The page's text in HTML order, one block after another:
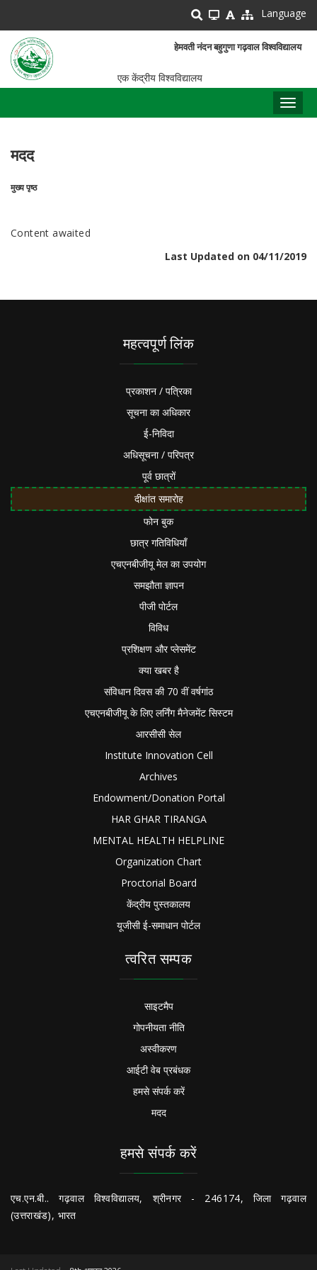
main
content
Language
हेमवती नंदन बहुगुणा गढ़वाल विश्वविद्यालय
एक केंद्रीय विश्वविद्यालय
मदद
मुख्य पृष्ठ
Content awaited
Last Updated on 04/11/2019
महत्वपूर्ण लिंक
प्रकाशन / पत्रिका
सूचना का अधिकार
ई-निविदा
अधिसूचना / परिपत्र
पूर्व छात्रों
दीक्षांत समारोह
फोन बुक
छात्र गतिविधियाँ
एचएनबीजीयू मेल का उपयोग
समझौता ज्ञापन
पीजी पोर्टल
विविध
प्रशिक्षण और प्लेसमेंट
क्या खबर है
संविधान दिवस की 70 वीं वर्षगांठ
एचएनबीजीयू के लिए लर्निंग मैनेजमेंट सिस्टम
आरसीसी सेल
Institute Innovation Cell
Archives
Endowment/Donation Portal
HAR GHAR TIRANGA
MENTAL HEALTH HELPLINE
Organization Chart
Proctorial Board
केंद्रीय पुस्तकालय
यूजीसी ई-समाधान पोर्टल
त्वरित सम्पक
साइटमैप
गोपनीयता नीति
अस्वीकरण
आईटी वेब प्रबंधक
हमसे संपर्क करें
मदद
हमसे संपर्क करें
एच.एन.बी.. गढ़वाल विश्वविद्यालय, श्रीनगर - 246174, जिला गढ़वाल
(उत्तराखंड), भारत